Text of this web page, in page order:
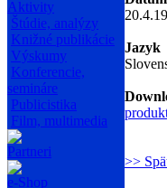
Aktivity
Štúdie, analýzy
Knižné publikácie
Výskumy
Konferencie,
semináre
Publicistika
Film, multimedia
Partneri
e-Shop
Jazyk
>>